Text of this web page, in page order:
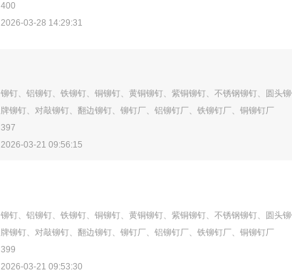
400
2026-03-28 14:29:31
铆钉、铝铆钉、铁铆钉、铜铆钉、黄铜铆钉、紫铜铆钉、不锈钢铆钉、圆头
牌铆钉、对敲铆钉、翻边铆钉、铆钉厂、铝铆钉厂、铁铆钉厂、铜铆钉厂
397
2026-03-21 09:56:15
铆钉、铝铆钉、铁铆钉、铜铆钉、黄铜铆钉、紫铜铆钉、不锈钢铆钉、圆头
牌铆钉、对敲铆钉、翻边铆钉、铆钉厂、铝铆钉厂、铁铆钉厂、铜铆钉厂
399
2026-03-21 09:53:30